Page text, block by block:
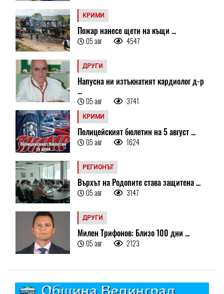
КРИМИ
Пожар нанесе щети на къщи ...
05 авг 4547
ДРУГИ
Напусна ни изтъкнатият кардиолог д-р
...
05 авг 3741
КРИМИ
Полицейският бюлетин на 5 август ...
05 авг 1624
РЕГИОНЪТ
Върхът на Родопите става защитена ...
05 авг 3147
ДРУГИ
Милен Трифонов: Близо 100 дни ...
05 авг 2123